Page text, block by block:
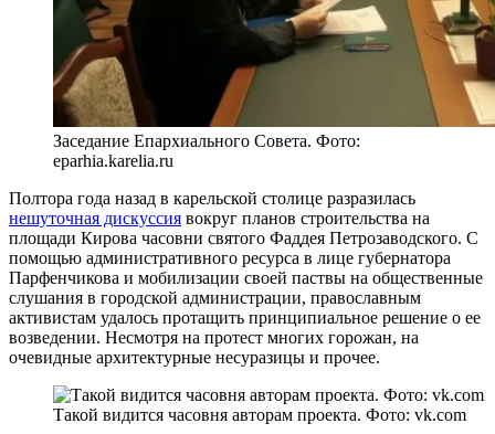
Заседание Епархиального Совета. Фото:
eparhia.karelia.ru
Полтора года назад в карельской столице разразилась
нешуточная дискуссия вокруг планов строительства на
площади Кирова часовни святого Фаддея Петрозаводского. С
помощью административного ресурса в лице губернатора
Парфенчикова и мобилизации своей паствы на общественные
слушания в городской администрации, православным
активистам удалось протащить принципиальное решение о ее
возведении. Несмотря на протест многих горожан, на
очевидные архитектурные несуразицы и прочее.
Такой видится часовня авторам проекта. Фото: vk.com